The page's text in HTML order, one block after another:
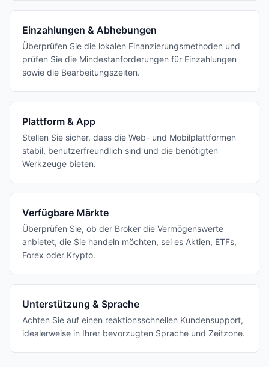
Einzahlungen & Abhebungen
Überprüfen Sie die lokalen Finanzierungsmethoden und
prüfen Sie die Mindestanforderungen für Einzahlungen
sowie die Bearbeitungszeiten.
Plattform & App
Stellen Sie sicher, dass die Web- und Mobilplattformen
stabil, benutzerfreundlich sind und die benötigten
Werkzeuge bieten.
Verfügbare Märkte
Überprüfen Sie, ob der Broker die Vermögenswerte
anbietet, die Sie handeln möchten, sei es Aktien, ETFs,
Forex oder Krypto.
Unterstützung & Sprache
Achten Sie auf einen reaktionsschnellen Kundensupport,
idealerweise in Ihrer bevorzugten Sprache und Zeitzone.